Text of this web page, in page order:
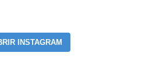
INSTAGRAM